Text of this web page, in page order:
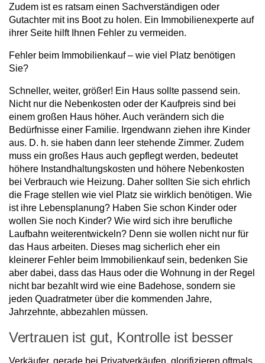
Zudem ist es ratsam einen Sachverständigen oder
Gutachter mit ins Boot zu holen. Ein Immobilienexperte auf
ihrer Seite hilft Ihnen Fehler zu vermeiden.
Fehler beim Immobilienkauf – wie viel Platz benötigen
Sie?
Schneller, weiter, größer! Ein Haus sollte passend sein.
Nicht nur die Nebenkosten oder der Kaufpreis sind bei
einem großen Haus höher. Auch verändern sich die
Bedürfnisse einer Familie. Irgendwann ziehen ihre Kinder
aus. D. h. sie haben dann leer stehende Zimmer. Zudem
muss ein großes Haus auch gepflegt werden, bedeutet
höhere Instandhaltungskosten und höhere Nebenkosten
bei Verbrauch wie Heizung. Daher sollten Sie sich ehrlich
die Frage stellen wie viel Platz sie wirklich benötigen. Wie
ist ihre Lebensplanung? Haben Sie schon Kinder oder
wollen Sie noch Kinder? Wie wird sich ihre berufliche
Laufbahn weiterentwickeln? Denn sie wollen nicht nur für
das Haus arbeiten. Dieses mag sicherlich eher ein
kleinerer Fehler beim Immobilienkauf sein, bedenken Sie
aber dabei, dass das Haus oder die Wohnung in der Regel
nicht bar bezahlt wird wie eine Badehose, sondern sie
jeden Quadratmeter über die kommenden Jahre,
Jahrzehnte, abbezahlen müssen.
Vertrauen ist gut, Kontrolle ist besser